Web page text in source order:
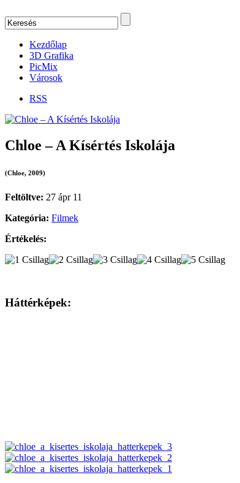
Kezdőlap
3D Grafika
PicMix
Városok
RSS
Chloe – A Kísértés Iskolája
(Chloe, 2009)
Feltöltve: 27 ápr 11
Kategória: Filmek
Értékelés:
Háttérképek: